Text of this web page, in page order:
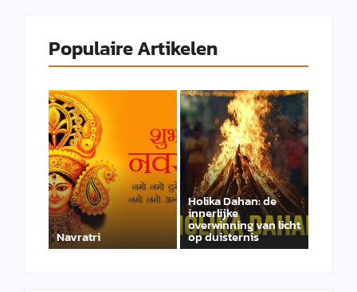
Populaire Artikelen
Navratri
Holika Dahan: de
innerlijke
overwinning van licht
op duisternis